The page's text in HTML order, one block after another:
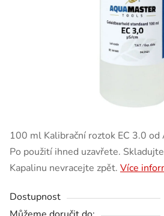
100 ml Kalibrační roztok EC 3.0 od
Po použití ihned uzavřete.
Kapalinu nevracejte zpět. Více
Dostupnost